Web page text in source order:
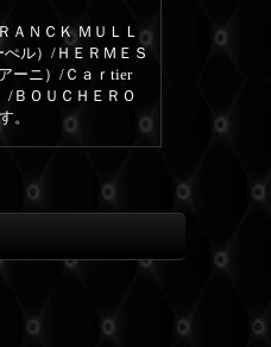
ＡＮＣＫ ＭＵＬＬ
ル）/ＨＥＲＭＥＳ
ーニ）/Ｃａｒtier
/ＢＯＵＣＨＥＲＯ
。